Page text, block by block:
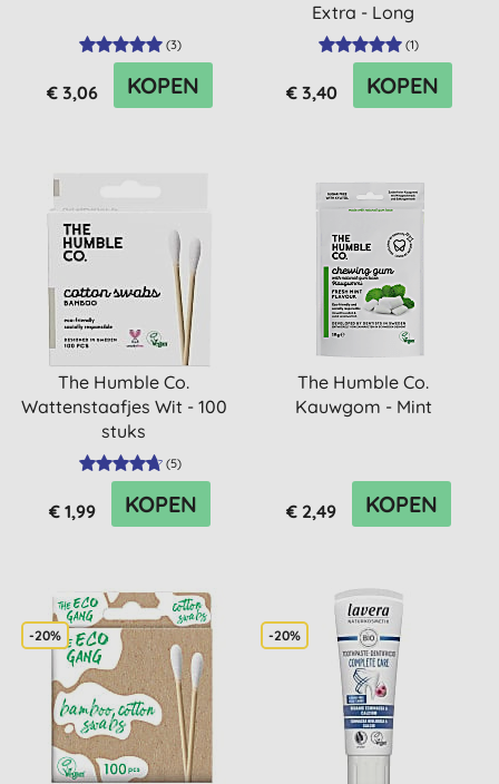
(3)
€ 3,06 KOPEN
Extra - Long
(1)
€ 3,40 KOPEN
The Humble Co.
Wattenstaafjes Wit - 100
stuks
(5)
€ 1,99 KOPEN
The Humble Co.
Kauwgom - Mint
€ 2,49 KOPEN
-20% -20%